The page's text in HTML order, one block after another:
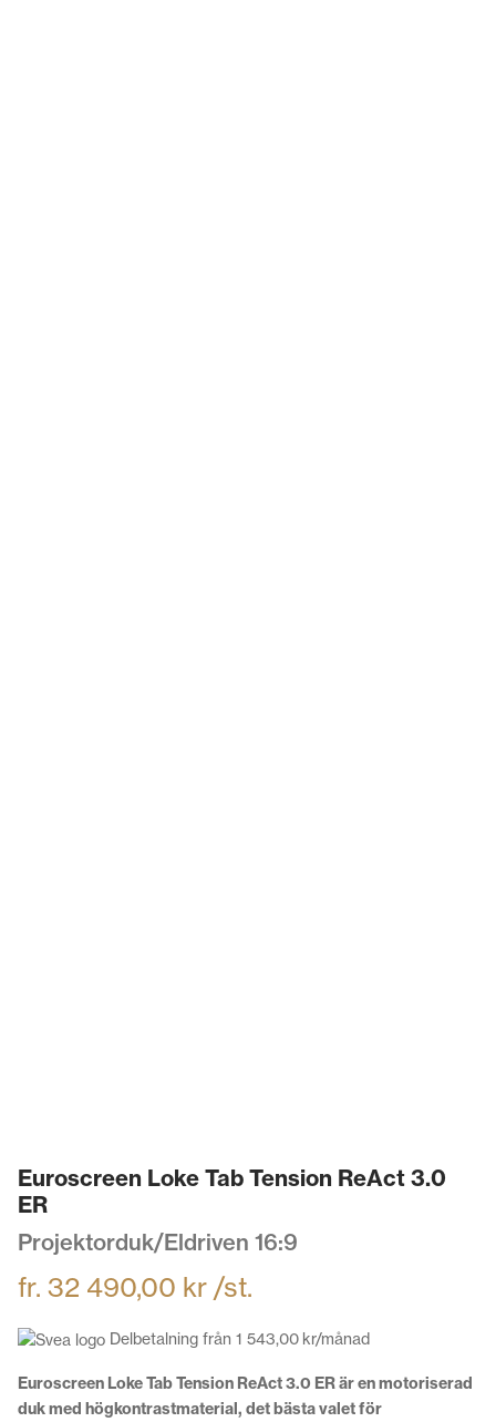
Euroscreen Loke Tab Tension ReAct 3.0
ER
Projektorduk/Eldriven 16:9
fr. 32 490,00 kr /st.
Delbetalning från 1 543,00 kr/månad
Euroscreen Loke Tab Tension ReAct 3.0 ER är en motoriserad
duk med högkontrastmaterial, det bästa valet för